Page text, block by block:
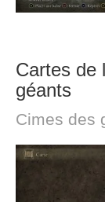
Cartes de
géants
Cimes des